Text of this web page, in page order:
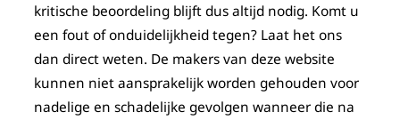
kritische beoordeling blijft dus altijd nodig. Komt u
een fout of onduidelijkheid tegen? Laat het ons
dan direct weten. De makers van deze website
kunnen niet aansprakelijk worden gehouden voor
nadelige en schadelijke gevolgen wanneer die na